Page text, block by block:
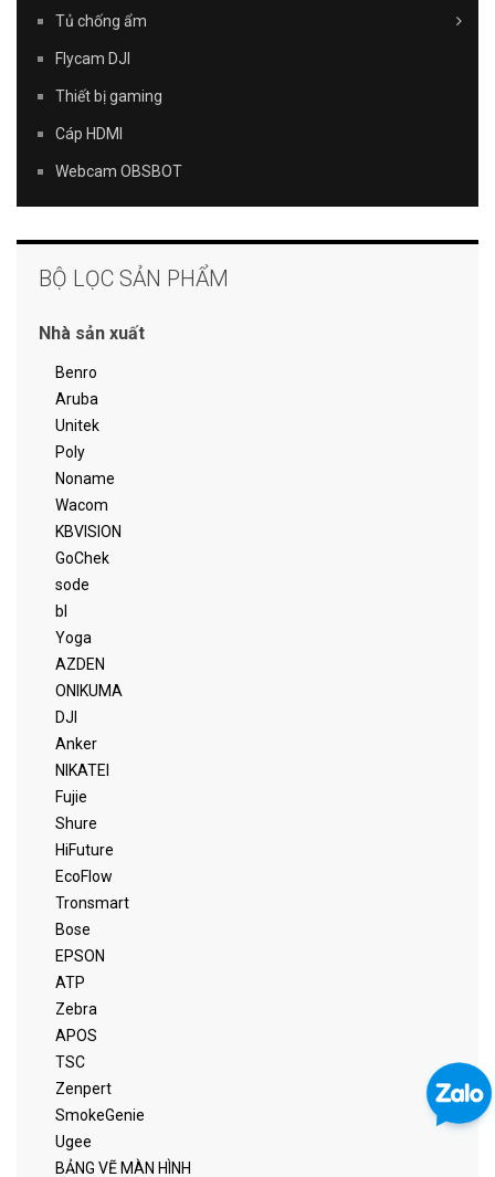
Tủ chống ẩm
Flycam DJI
Thiết bị gaming
Cáp HDMI
Webcam OBSBOT
BỘ LỌC SẢN PHẨM
Nhà sản xuất
Benro
Aruba
Unitek
Poly
Noname
Wacom
KBVISION
GoChek
sode
bl
Yoga
AZDEN
ONIKUMA
DJI
Anker
NIKATEI
Fujie
Shure
HiFuture
EcoFlow
Tronsmart
Bose
EPSON
ATP
Zebra
APOS
TSC
Zenpert
SmokeGenie
Ugee
BẢNG VẼ MÀN HÌNH